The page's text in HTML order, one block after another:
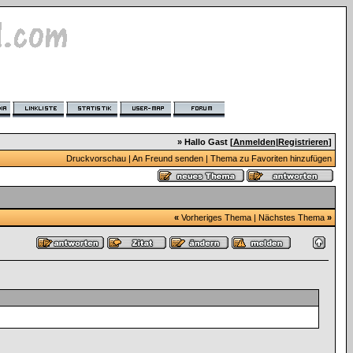
» Hallo Gast [Anmelden|Registrieren]
Druckvorschau| An Freund senden| Thema zu Favoriten hinzufügen
« Vorheriges Thema| Nächstes Thema »